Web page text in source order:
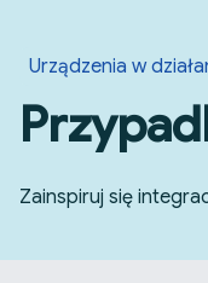
Urządzenia w
Zainspiruj się